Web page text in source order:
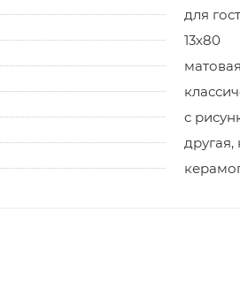
для
13x80
матовая
с
другая,